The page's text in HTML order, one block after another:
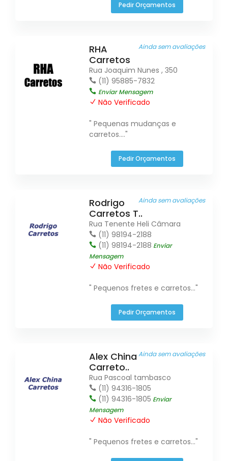
Pedir Orçamentos
Ainda sem avaliações
RHA
Carretos
Rua Joaquim Nunes , 350
(11) 95885-7832
Enviar Mensagem
Não Verificado
" Pequenas mudanças e
carretos...."
Pedir Orçamentos
Ainda sem avaliações
Rodrigo
Carretos T..
Rua Tenente Heli Câmara
(11) 98194-2188
(11) 98194-2188 Enviar
Mensagem
Não Verificado
" Pequenos fretes e carretos..."
Pedir Orçamentos
Ainda sem avaliações
Alex China
Carreto..
Rua Pascoal tambasco
(11) 94316-1805
(11) 94316-1805 Enviar
Mensagem
Não Verificado
" Pequenos fretes e carretos..."